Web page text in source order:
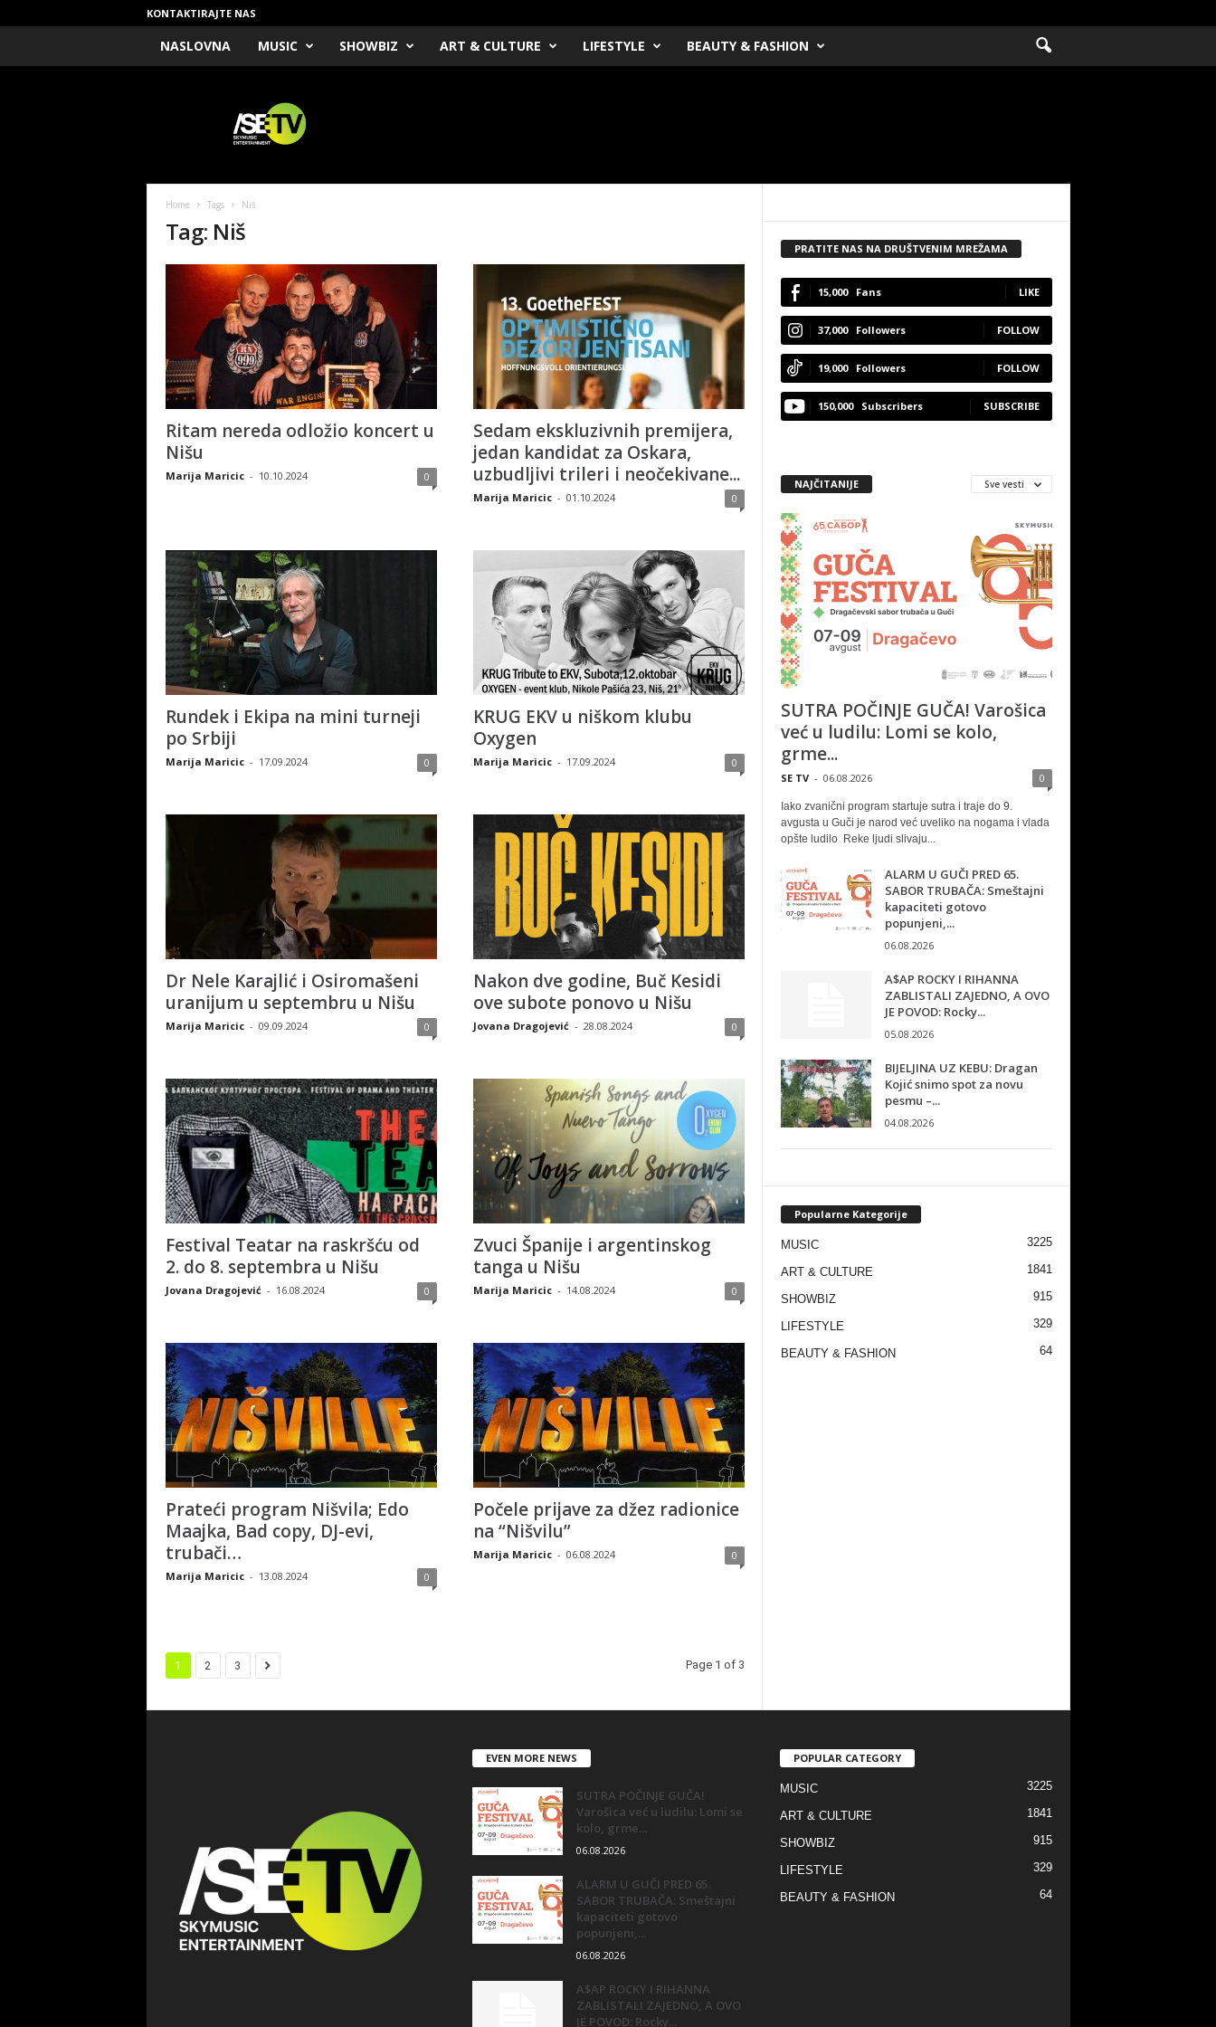
KONTAKTIRAJTE NAS
NASLOVNA MUSIC SHOWBIZ ART & CULTURE LIFESTYLE BEAUTY & FASHION
Home Tags Niš
Tag: Niš
Ritam nereda odložio koncert u
Nišu
Marija Maricic - 10.10.2024 0
Sedam ekskluzivnih premijera,
jedan kandidat za Oskara,
uzbudljivi trileri i neočekivane...
Marija Maricic - 01.10.2024 0
Rundek i Ekipa na mini turneji
po Srbiji
Marija Maricic - 17.09.2024 0
KRUG EKV u niškom klubu
Oxygen
Marija Maricic - 17.09.2024 0
Dr Nele Karajlić i Osiromašeni
uranijum u septembru u Nišu
Marija Maricic - 09.09.2024 0
Nakon dve godine, Buč Kesidi
ove subote ponovo u Nišu
Jovana Dragojević - 28.08.2024 0
Festival Teatar na raskršću od
2. do 8. septembra u Nišu
Jovana Dragojević - 16.08.2024 0
Zvuci Španije i argentinskog
tanga u Nišu
Marija Maricic - 14.08.2024 0
Prateći program Nišvila; Edo
Maajka, Bad copy, DJ-evi,
trubači…
Marija Maricic - 13.08.2024 0
Počele prijave za džez radionice
na “Nišvilu”
Marija Maricic - 06.08.2024 0
1 2 3 Page 1 of 3
PRATITE NAS NA DRUŠTVENIM MREŽAMA
15,000 Fans LIKE
37,000 Followers FOLLOW
19,000 Followers FOLLOW
150,000 Subscribers SUBSCRIBE
NAJČITANIJE Sve vesti
SUTRA POČINJE GUČA! Varošica
već u ludilu: Lomi se kolo,
grme...
SE TV - 06.08.2026 0
Iako zvanični program startuje sutra i traje do 9.
avgusta u Guči je narod već uveliko na nogama i vlada
opšte ludilo Reke ljudi slivaju...
ALARM U GUČI PRED 65.
SABOR TRUBAČA: Smeštajni
kapaciteti gotovo
popunjeni,...
06.08.2026
A$AP ROCKY I RIHANNA
ZABLISTALI ZAJEDNO, A OVO
JE POVOD: Rocky...
05.08.2026
BIJELJINA UZ KEBU: Dragan
Kojić snimo spot za novu
pesmu –...
04.08.2026
Popularne Kategorije
MUSIC 3225
ART & CULTURE 1841
SHOWBIZ 915
LIFESTYLE 329
BEAUTY & FASHION 64
EVEN MORE NEWS
SUTRA POČINJE GUČA!
Varošica već u ludilu: Lomi se
kolo, grme...
06.08.2026
ALARM U GUČI PRED 65.
SABOR TRUBAČA: Smeštajni
kapaciteti gotovo
popunjeni,...
06.08.2026
A$AP ROCKY I RIHANNA
ZABLISTALI ZAJEDNO, A OVO
JE POVOD: Rocky...
POPULAR CATEGORY
MUSIC 3225
ART & CULTURE 1841
SHOWBIZ 915
LIFESTYLE 329
BEAUTY & FASHION 64